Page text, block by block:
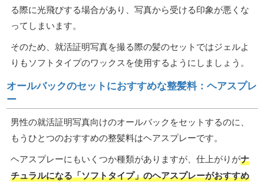
る際に光飛びする場合があり、写真から受ける印象が悪くな
ってしまいます。
そのため、就活証明写真を撮る際の髪のセットではジェルよ
りもソフトタイプのワックスを使用するようにしましょう。
オールバックのセットにおすすめな整髪料：ヘアスプレ
ー
男性の就活証明写真向けのオールバックをセットするのに、
もうひとつのおすすめの整髪料はヘアスプレーです。
ヘアスプレーにもいくつか種類がありますが、仕上がりがナ
チュラルになる「ソフトタイプ」のヘアスプレーがおすすめ